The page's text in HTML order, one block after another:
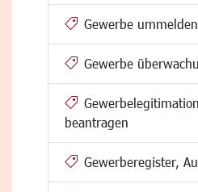
Gewerbe ummelden
Gewerbe
beantragen
Gewerberegister,